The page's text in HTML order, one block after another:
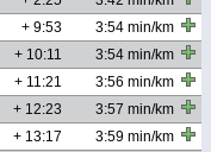
+ 9:53
3:54 min/km
+ 10:11
3:54 min/km
+ 11:21
3:56 min/km
+ 12:23
3:57 min/km
+ 13:17
3:59 min/km